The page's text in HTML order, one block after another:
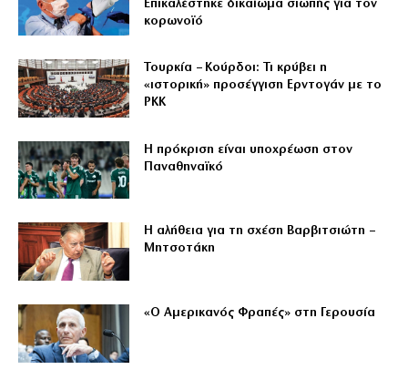
Επικαλέστηκε δικαίωμα σιωπής για τον
κορωνοϊό
Τουρκία – Κούρδοι: Τι κρύβει η
«ιστορική» προσέγγιση Ερντογάν με το
PKK
Η πρόκριση είναι υποχρέωση στον
Παναθηναϊκό
Η αλήθεια για τη σχέση Βαρβιτσιώτη –
Μητσοτάκη
«Ο Αμερικανός Φραπές» στη Γερουσία